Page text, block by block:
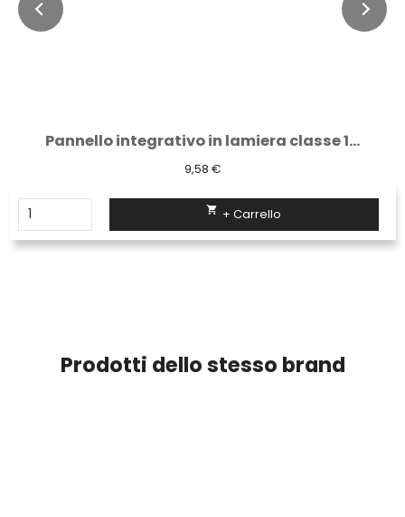
Pannello integrativo in lamiera classe 1...
9,58 €
 + Carrello
Prodotti dello stesso brand